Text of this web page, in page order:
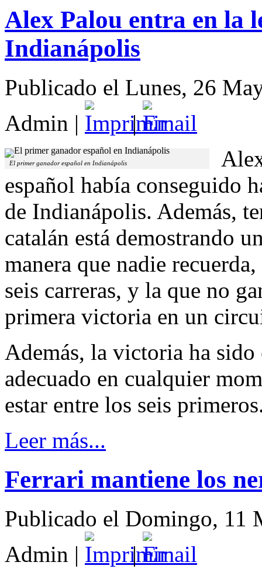
Alex Palou entra en la
Indianápolis
Publicado el Lunes, 26
Admin | |
El primer ganador español en Indianápolis
español había conseguido
de Indianápolis. Además,
catalán está demostrando
manera que nadie
seis carreras, y la que no
primera victoria en un
Además, la victoria ha
adecuado en cualquier
estar entre los seis
Leer más...
Ferrari mantiene los
Publicado el Domingo, 11
Admin | |